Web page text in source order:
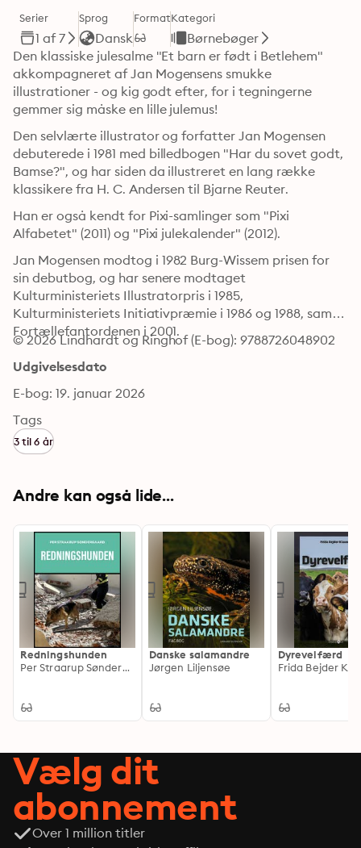
Serier
1 af 7
Sprog
Dansk
FormatKategori
Børnebøger
Den klassiske julesalme "Et barn er født i Betlehem"
akkompagneret af Jan Mogensens smukke
illustrationer - og kig godt efter, for i tegningerne
gemmer sig måske en lille julemus!
Den selvlærte illustrator og forfatter Jan Mogensen
debuterede i 1981 med billedbogen "Har du sovet godt,
Bamse?", og har siden da illustreret en lang række
Han er også kendt for Pixi-samlinger som "Pixi
Jan Mogensen modtog i 1982 Burg-Wissem prisen for
sin debutbog, og har senere modtaget
Kulturministeriets Illustratorpris i 1985,
Kulturministeriets Initiativpræmie i 1986 og 1988, samt
Fortællefantordenen i 2001.
© 2026 Lindhardt og Ringhof (E-bog): 9788726048902
Udgivelsesdato
E-bog: 19. januar 2026
Tags
3 til 6 år
Andre kan også lide...
Redningshunden
Per Straarup Søndergaard
Danske salamandre
Jørgen Liljensøe
Dyrevelfærd
Frida Bejder
Vælg dit
abonnement
Over 1 million titler